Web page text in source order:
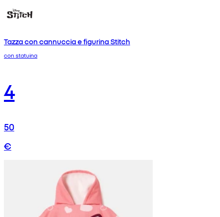
Tazza con cannuccia e figurina Stitch
con statuina
4
50
€